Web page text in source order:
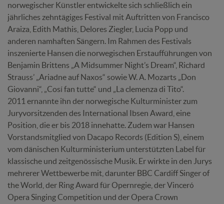
norwegischer Künstler entwickelte sich schließlich ein
jährliches zehntägiges Festival mit Auftritten von Francisco
Araiza, Edith Mathis, Delores Ziegler, Lucia Popp und
anderen namhaften Sängern. Im Rahmen des Festivals
inszenierte Hansen die norwegischen Erstaufführungen von
Benjamin Brittens „A Midsummer Night’s Dream“, Richard
Strauss’ „Ariadne auf Naxos“ sowie W. A. Mozarts „Don
Giovanni“, „Cosí fan tutte“ und „La clemenza di Tito“.
2011 ernannte ihn der norwegische Kulturminister zum
Juryvorsitzenden des International Ibsen Award, eine
Position, die er bis 2018 innehatte. Zudem war Hansen
Vorstandsmitglied von Dacapo Records (Edition S), einem
vom dänischen Kulturministerium unterstützten Label für
klassische und zeitgenössische Musik. Er wirkte in den Jurys
mehrerer Wettbewerbe mit, darunter BBC Cardiff Singer of
the World, der Ring Award für Opernregie, der Vinceró
Opera Singing Competition und der Opera Crown